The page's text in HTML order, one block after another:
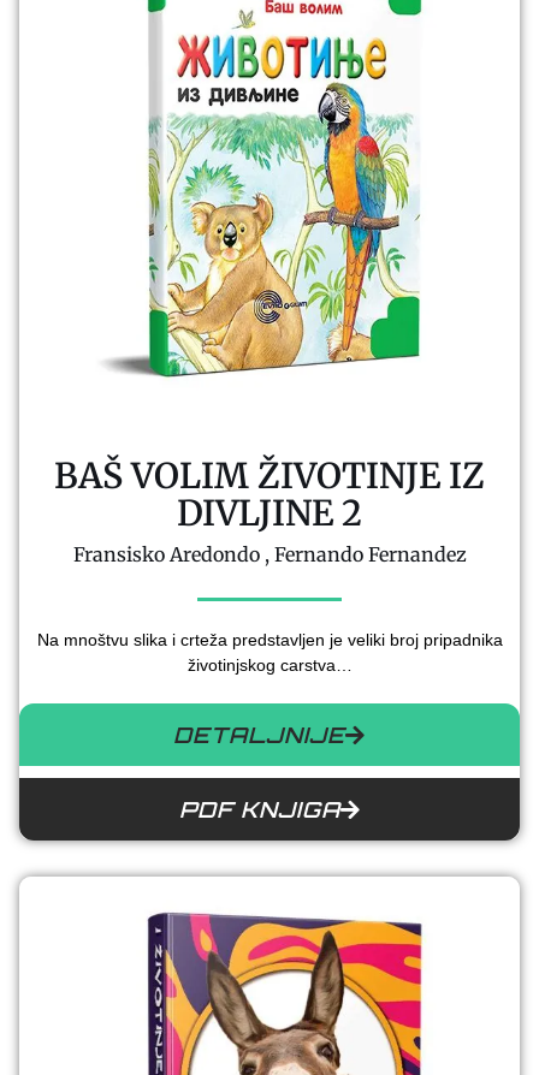
BAŠ VOLIM ŽIVOTINJE IZ
DIVLJINE 2
Fransisko Aredondo , Fernando Fernandez
Na mnoštvu slika i crteža predstavljen je veliki broj pripadnika
životinjskog carstva…
DETALJNIJE
PDF KNJIGA